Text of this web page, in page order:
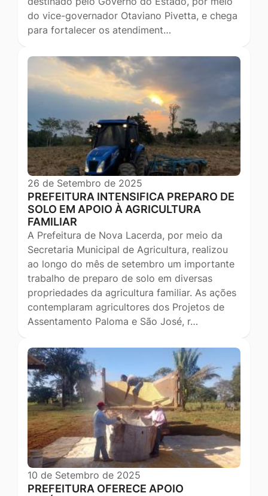
do vice-governador Otaviano Pivetta, e chega
para fortalecer os atendiment…
26 de Setembro de 2025
PREFEITURA INTENSIFICA PREPARO DE
SOLO EM APOIO À AGRICULTURA
FAMILIAR
A Prefeitura de Nova Lacerda, por meio da
Secretaria Municipal de Agricultura, realizou
ao longo do mês de setembro um importante
trabalho de preparo de solo em diversas
propriedades da agricultura familiar. As ações
contemplaram agricultores dos Projetos de
Assentamento Paloma e São José, r…
10 de Setembro de 2025
PREFEITURA OFERECE APOIO